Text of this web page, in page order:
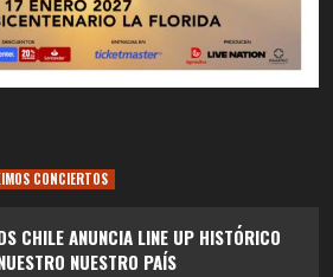
CONCIERTOS
CHILE ANUNCIA LINE UP HISTÓRICO
NUESTRO PAÍS